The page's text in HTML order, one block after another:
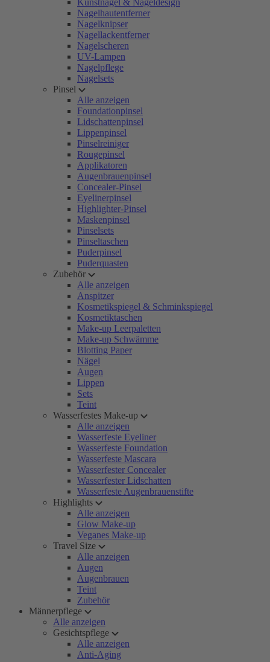
Kunstnägel & Nageldesign
Nagelhautentferner
Nagelknipser
Nagellackentferner
Nagelscheren
UV-Lampen
Nagelpflege
Nagelsets
Pinsel
Alle anzeigen
Foundationpinsel
Lidschattenpinsel
Lippenpinsel
Pinselreiniger
Rougepinsel
Applikatoren
Augenbrauenpinsel
Concealer-Pinsel
Eyelinerpinsel
Highlighter-Pinsel
Maskenpinsel
Pinselsets
Pinseltaschen
Puderpinsel
Puderquasten
Zubehör
Alle anzeigen
Anspitzer
Kosmetikspiegel & Schminkspiegel
Kosmetiktaschen
Make-up Leerpaletten
Make-up Schwämme
Blotting Paper
Nägel
Augen
Lippen
Sets
Teint
Wasserfestes Make-up
Alle anzeigen
Wasserfeste Eyeliner
Wasserfeste Foundation
Wasserfeste Mascara
Wasserfester Concealer
Wasserfester Lidschatten
Wasserfeste Augenbrauenstifte
Highlights
Alle anzeigen
Glow Make-up
Veganes Make-up
Travel Size
Alle anzeigen
Augen
Augenbrauen
Teint
Zubehör
Männerpflege
Alle anzeigen
Gesichtspflege
Alle anzeigen
Anti-Aging